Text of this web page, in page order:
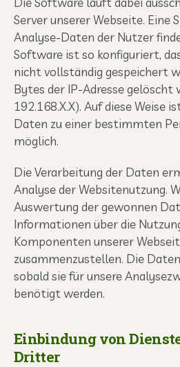
Server unserer Webseite. Eine
Analyse-Daten der Nutzer
Software ist so konfiguriert,
nicht vollständig gespeichert
Bytes der IP-Adresse gelöscht
192.168.X.X). Auf diese Weise
Daten zu einer bestimmten
möglich.
Die Verarbeitung der Daten
Analyse der Websitenutzung.
Auswertung der gewonnen
Informationen über die
Komponenten unserer
zusammenzustellen. Die
sobald sie für unsere
benötigt werden.
Einbindung von
Dritter